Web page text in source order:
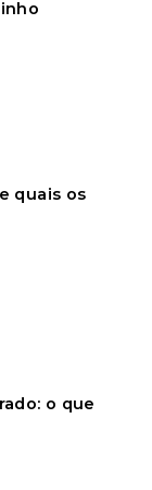
quais os
o que